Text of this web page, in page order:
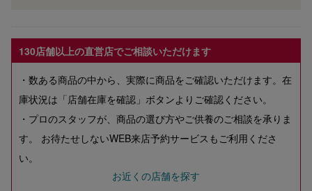
130店舗以上の直営店でご相談いただけます
・数ある商品の中から、実際に商品をご確認いただけます。在
庫状況は「店舗在庫を確認」ボタンよりご確認ください。
・プロのスタッフが、商品の選び方やご供養のご相談を承りま
す。 お待たせしないWEB来店予約サービスもご利用くださ
い。
お近くの店舗を探す